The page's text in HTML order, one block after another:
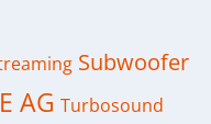
Subwoofer
AG Turbosound